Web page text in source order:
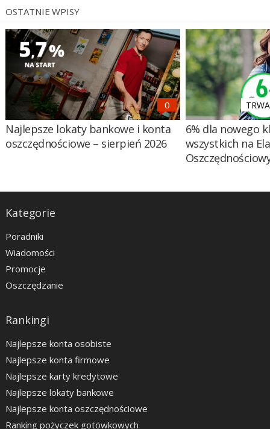
OSTATNIE WPISY
Najlepsze lokaty bankowe i konta
oszczędnościowe – sierpień 2026
6% dla nowego
wszystkich na
Kategorie
Poradniki
Wiadomości
Promocje
Oszczędzanie
Rankingi
Najlepsze konta osobiste
Najlepsze konta firmowe
Najlepsze karty kredytowe
Najlepsze lokaty bankowe
Najlepsze konta oszczędnościowe
Ranking pożyczek gotówkowych